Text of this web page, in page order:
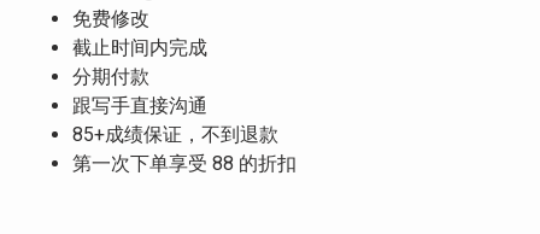
免费修改
截止时间内完成
分期付款
跟写手直接沟通
85+成绩保证，不到退款
第一次下单享受 88 的折扣